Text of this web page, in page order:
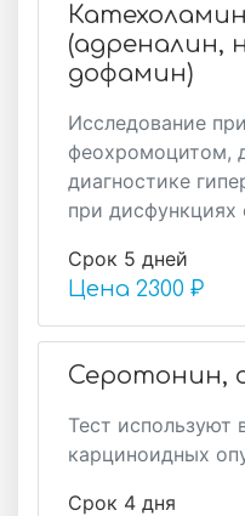
(адреналин,
дофамин)
Исследование
феохромоцитом,
диагностике
при дисфункциях
Срок 5 дней
Цена 2300 ₽
Серотонин,
Тест используют
карциноидных
Срок 4 дня